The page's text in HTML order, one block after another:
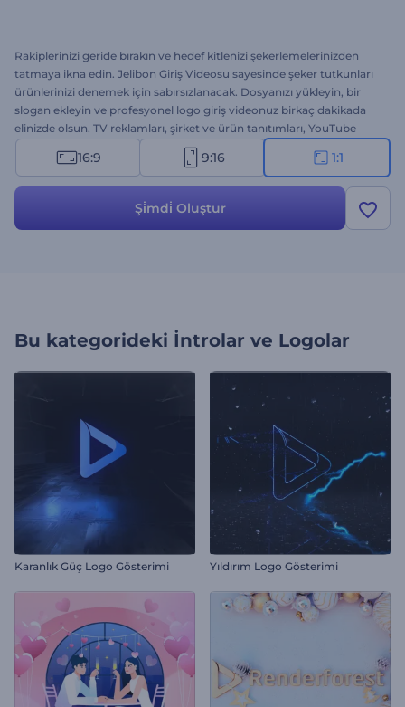
Rakiplerinizi geride bırakın ve hedef kitlenizi şekerlemelerinizden
tatmaya ikna edin. Jelibon Giriş Videosu sayesinde şeker tutkunları
ürünlerinizi denemek için sabırsızlanacak. Dosyanızı yükleyin, bir
slogan ekleyin ve profesyonel logo giriş videonuz birkaç dakikada
elinizde olsun. TV reklamları, şirket ve ürün tanıtımları, YouTube
kanalı introları vs. için mükemmel bir seçenek. Bu yepyeni şablon ile
müşterilerin kalbini kazanın. Hemen şimdi deneyin!
16:9 9:16 1:1
Şi̇mdi̇ Oluştur
Bu kategorideki İntrolar ve Logolar
Karanlık Güç Logo Gösterimi Yıldırım Logo Gösterimi